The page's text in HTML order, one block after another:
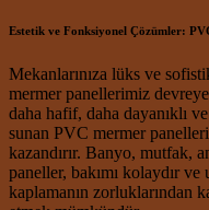
Estetik ve Fonksiyonel Çözümler:
Mekanlarınıza lüks ve
mermer panellerimiz
daha hafif, daha dayanıklı
sunan PVC mermer
kazandırır. Banyo, mutfak,
paneller, bakımı kolaydır
kaplamanın zorluklarından